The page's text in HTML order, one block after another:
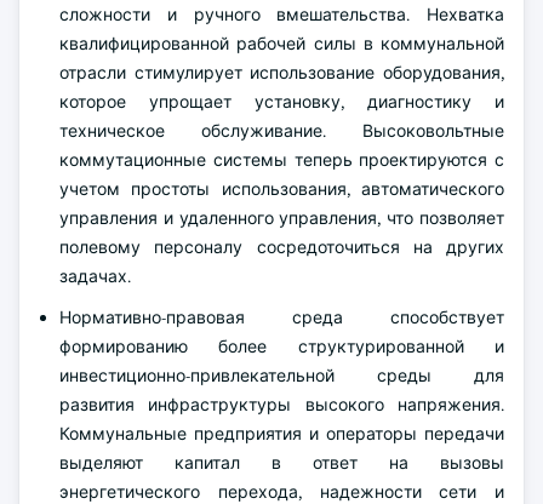
сложности и ручного вмешательства. Нехватка
квалифицированной рабочей силы в коммунальной
отрасли стимулирует использование оборудования,
которое упрощает установку, диагностику и
техническое обслуживание. Высоковольтные
коммутационные системы теперь проектируются с
учетом простоты использования, автоматического
управления и удаленного управления, что позволяет
полевому персоналу сосредоточиться на других
задачах.
Нормативно-правовая среда способствует
формированию более структурированной и
инвестиционно-привлекательной среды для
развития инфраструктуры высокого напряжения.
Коммунальные предприятия и операторы передачи
выделяют капитал в ответ на вызовы
энергетического перехода, надежности сети и